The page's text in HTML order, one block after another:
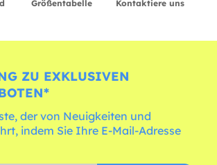
Größentabelle Kontaktiere uns
ZU EXKLUSIVEN
der von Neuigkeiten und
indem Sie Ihre E-Mail-Adresse